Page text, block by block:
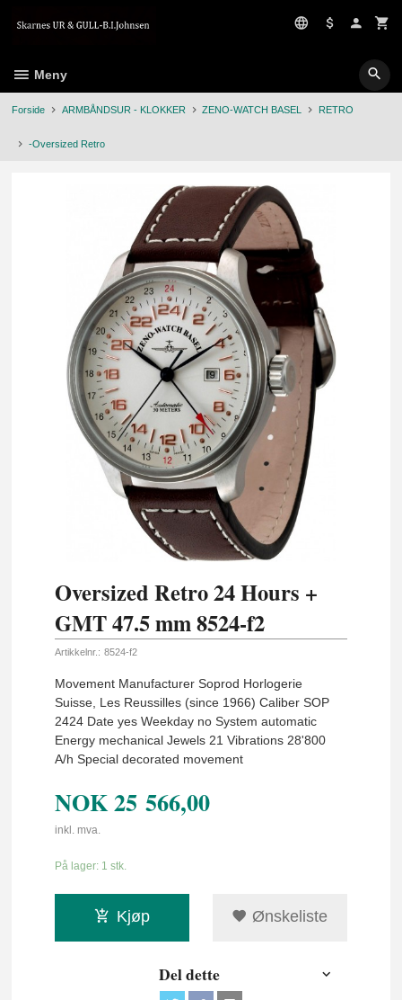
Meny
Forside ARMBÅNDSUR - KLOKKER ZENO-WATCH BASEL RETRO
-Oversized Retro
Oversized Retro 24 Hours +
GMT 47.5 mm 8524-f2
Artikkelnr.: 8524-f2
Movement Manufacturer Soprod Horlogerie
Suisse, Les Reussilles (since 1966) Caliber SOP
2424 Date yes Weekday no System automatic
Energy mechanical Jewels 21 Vibrations 28'800
A/h Special decorated movement
NOK25 566,00
inkl. mva.
På lager: 1 stk.
Kjøp Ønskeliste
Del dette